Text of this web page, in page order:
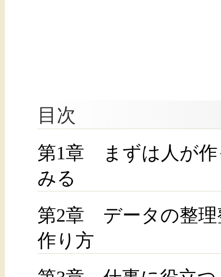
目次
第1章 まずは人が作
みる
第2章 データの整理
作り方